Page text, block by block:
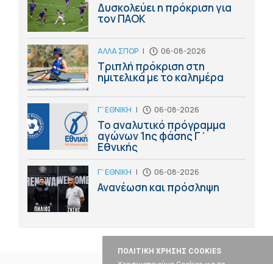
ΠΟΛΙΤΙΚΗ ΧΡΗΣΗΣ COOKIES
Δυσκολεύει η πρόκριση για
τον ΠΑΟΚ
ΑΛΛΑ ΣΠΟΡ | 06-08-2026
Τριπλή πρόκριση στη
ημιτελικά με το καλημέρα
Γ' ΕΘΝΙΚΗ | 06-08-2026
Το αναλυτικό πρόγραμμα
αγώνων 1ης φάσης Γ΄
Εθνικής
Γ' ΕΘΝΙΚΗ | 06-08-2026
Ανανέωση και πρόσληψη